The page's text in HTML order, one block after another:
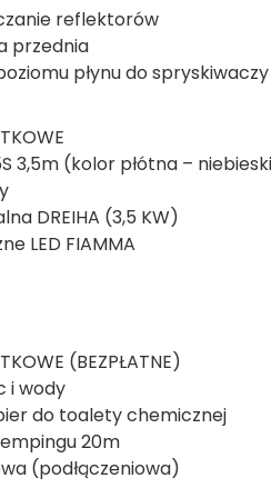
reflektorów
przednia
płynu do spryskiwaczy
3,5m (kolor płótna –
DREIHA (3,5 KW)
LED FIAMMA
(BEZPŁATNE)
i wody
do toalety chemicznej
20m
(podłączeniowa)